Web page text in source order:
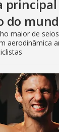
do
maior de
aerodinâmica